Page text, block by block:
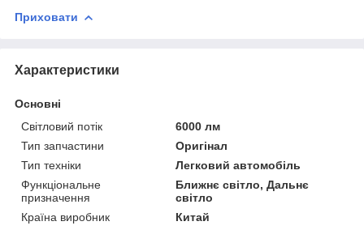
Приховати
Характеристики
Основні
Світловий потік
6000 лм
Тип запчастини
Оригінал
Тип техніки
Легковий автомобіль
Функціональне
призначення
Ближнє світло, Дальнє
світло
Країна виробник
Китай